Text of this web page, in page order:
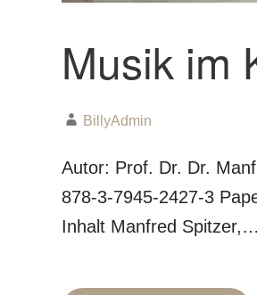
Musik im
BillyAdmin
Autor: Prof. Dr. Dr.
878-3-7945-2427-3
Inhalt Manfred Spitzer,…